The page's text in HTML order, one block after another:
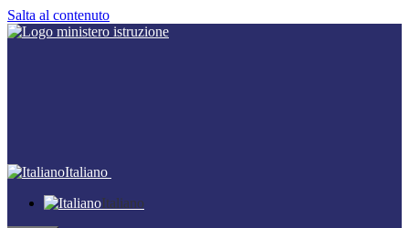
Salta al contenuto
Italiano
Italiano